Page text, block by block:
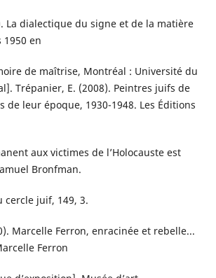
La dialectique du signe et de la matière
1950 en
de maîtrise, Montréal : Université du
Trépanier, E. (2008). Peintres juifs de
de leur époque, 1930-1948. Les Éditions
aux victimes de l’Holocauste est
Bronfman.
cercle juif, 149, 3.
Marcelle Ferron, enracinée et rebelle...
Ferron